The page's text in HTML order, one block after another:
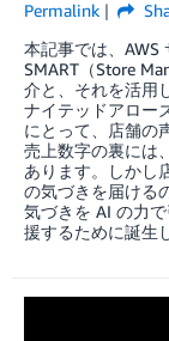
Permalink
本記事では、AWS
SMART（Store
介と、それを活用
ナイテッドアロー
にとって、店舗の
売上数字の裏には
あります。しかし
の気づきを届ける
気づきを AI の力
援するために誕生